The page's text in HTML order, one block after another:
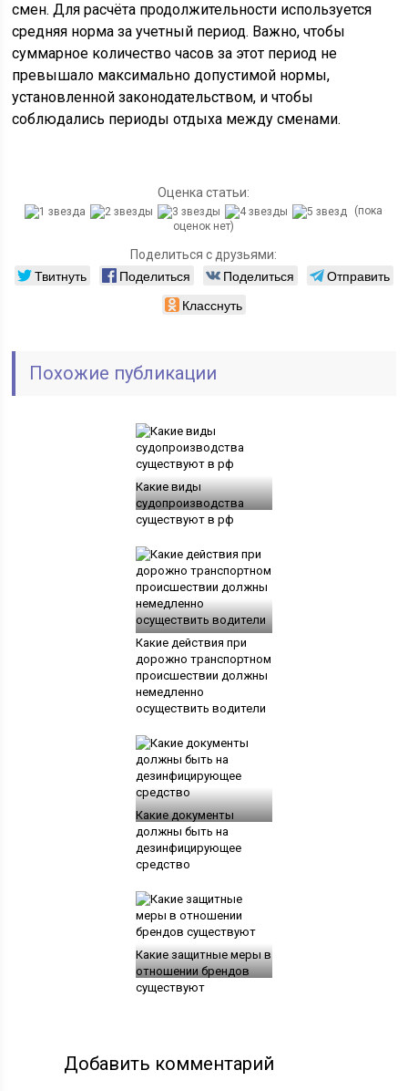
смен. Для расчёта продолжительности используется
средняя норма за учетный период. Важно, чтобы
суммарное количество часов за этот период не
превышало максимально допустимой нормы,
установленной законодательством, и чтобы
соблюдались периоды отдыха между сменами.
Оценка статьи:
(пока
оценок нет)
Поделиться с друзьями:
Твитнуть Поделиться Поделиться
Отправить
Класснуть
Похожие публикации
Какие виды
судопроизводства
существуют в рф
Какие действия при
дорожно транспортном
происшествии должны
немедленно
осуществить водители
Какие документы
должны быть на
дезинфицирующее
средство
Какие защитные меры в
отношении брендов
существуют
Добавить комментарий